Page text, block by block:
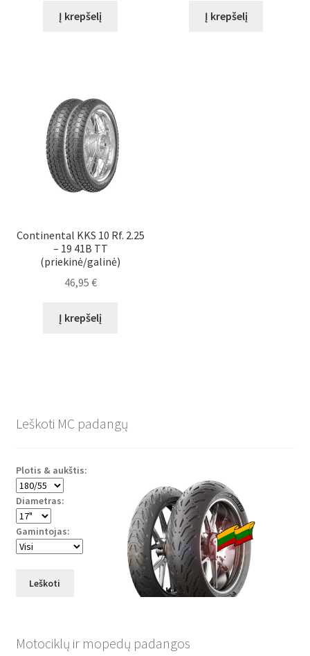
Į krepšelį Į krepšelį
Continental KKS 10 Rf. 2.25
– 19 41B TT
(priekinė/galinė)
46,95 €
Į krepšelį
Leškoti MC padangų
Plotis & aukštis:
Diametras:
Gamintojas:
Leškoti
Motociklų ir mopedų padangos